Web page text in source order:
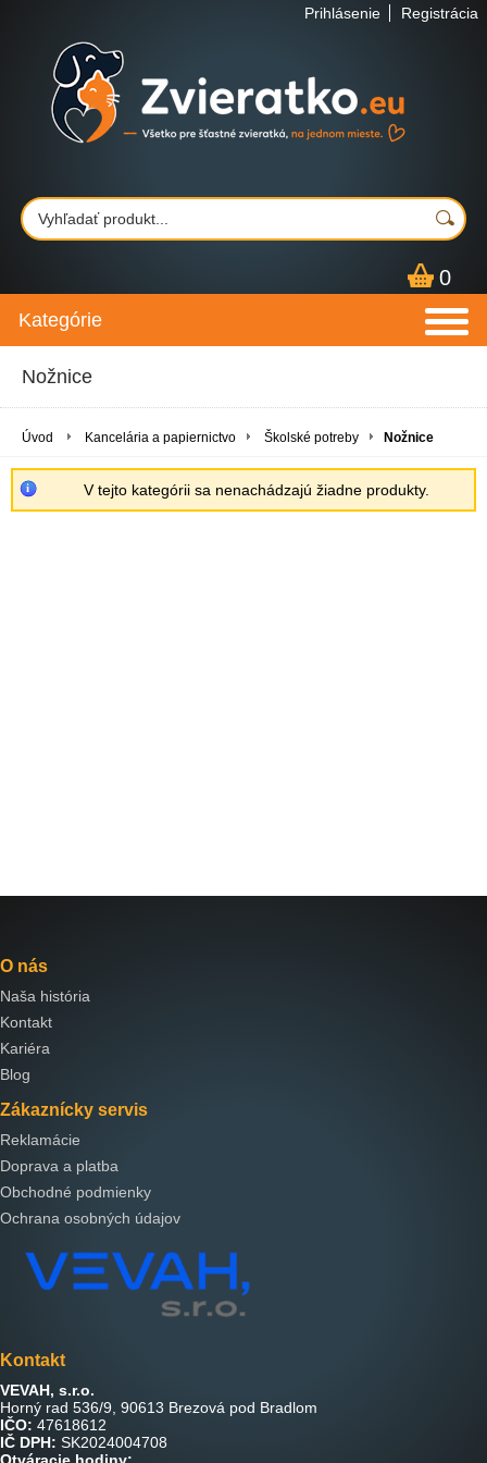
Prihlásenie Registrácia
0
Kategórie
Nožnice
Úvod Kancelária a papiernictvo Školské potreby Nožnice
V tejto kategórii sa nenachádzajú žiadne produkty.
O nás
Naša história
Kontakt
Kariéra
Blog
Zákaznícky servis
Reklamácie
Doprava a platba
Obchodné podmienky
Ochrana osobných údajov
Kontakt
VEVAH, s.r.o.
Horný rad 536/9, 90613 Brezová pod Bradlom
IČO: 47618612
IČ DPH: SK2024004708
Otváracie hodiny: